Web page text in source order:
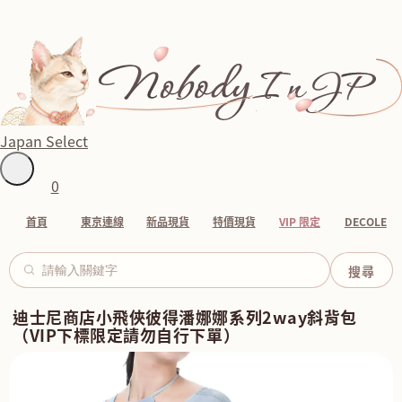
Japan Select
0
首頁 東京連線 新品現貨 特價現貨 VIP 限定 DECOLE
迪士尼商店小飛俠彼得潘娜娜系列2way斜背包
（VIP下標限定請勿自行下單）